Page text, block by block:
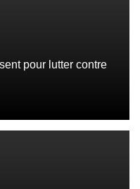
pour lutter contre